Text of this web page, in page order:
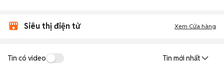
Siêu thị điện tử Xem Cửa hàng
Tin có video Tin mới nhất